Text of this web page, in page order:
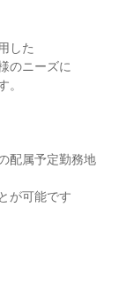
した
のニーズに
。
配属予定勤務地
が可能です